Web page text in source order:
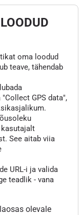
oma loodud
teave, tähendab
GPS data",
See aitab viia
URL-i ja valida
teadlik - vana
olevale